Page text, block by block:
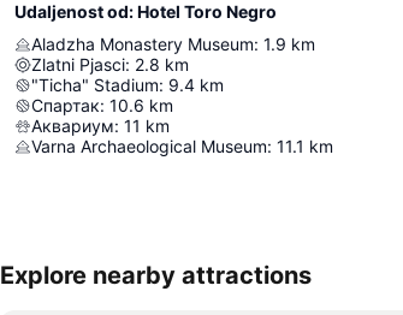
Udaljenost od: Hotel Toro Negro
Aladzha Monastery Museum: 1.9 km
Zlatni Pjasci: 2.8 km
"Ticha" Stadium: 9.4 km
Спартак: 10.6 km
Аквариум: 11 km
Varna Archaeological Museum: 11.1 km
Explore nearby attractions